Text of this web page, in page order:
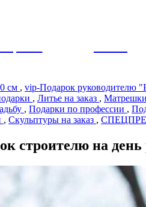
см , vip-Подарок руководителю
, Литье на заказ ,
, Подарки по профеcсии ,
, Скульптуры на заказ ,
строителю на день